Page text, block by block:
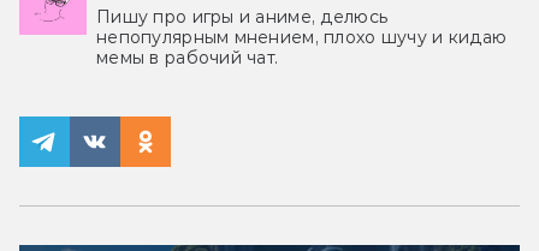
Пишу про игры и аниме, делюсь
непопулярным мнением, плохо шучу и кидаю
мемы в рабочий чат.